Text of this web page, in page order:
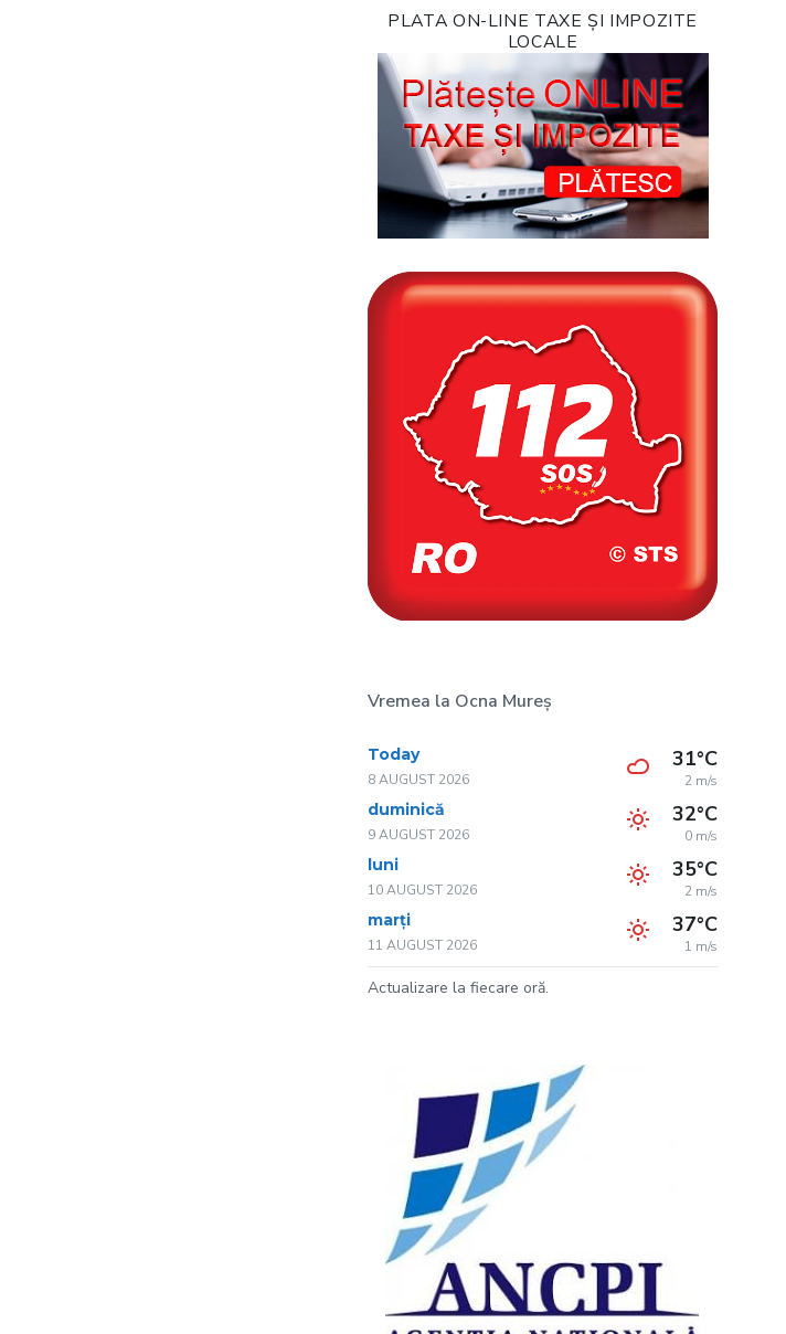
PLATA ON-LINE TAXE ȘI IMPOZITE
LOCALE
Vremea la Ocna Mureș
Today
8 AUGUST 2026
31°C
2 m/s
duminică
9 AUGUST 2026
32°C
0 m/s
luni
10 AUGUST 2026
35°C
2 m/s
marți
11 AUGUST 2026
37°C
1 m/s
Actualizare la fiecare oră.